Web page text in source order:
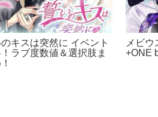
ンヴィラン 攻略まと
ケヴィラ！
イケメ
ケプリ